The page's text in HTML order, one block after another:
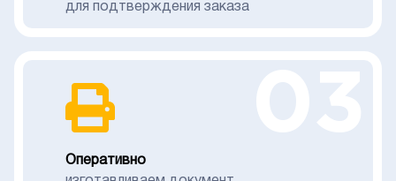
для подтверждения заказа
Оперативно